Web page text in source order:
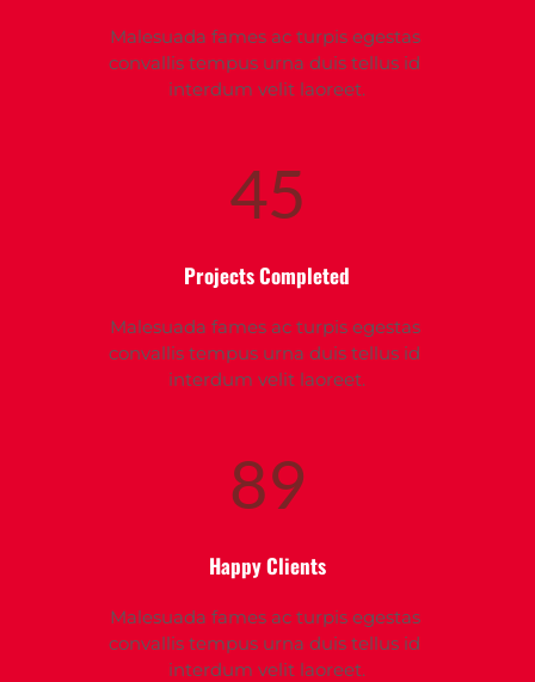
Malesuada fames ac turpis egestas
convallis tempus urna duis tellus id
interdum velit laoreet.
45
Projects Completed
Malesuada fames ac turpis egestas
convallis tempus urna duis tellus id
interdum velit laoreet.
89
Happy Clients
Malesuada fames ac turpis egestas
convallis tempus urna duis tellus id
interdum velit laoreet.